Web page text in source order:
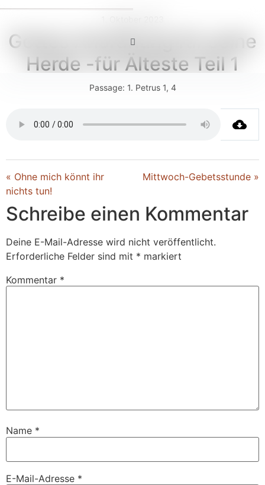
Gottes Anordnung für seine
Herde -für Älteste Teil 1
Passage: 1. Petrus 1, 4
« Ohne mich könnt ihr
nichts tun!
Mittwoch-Gebetsstunde »
Schreibe einen Kommentar
Deine E-Mail-Adresse wird nicht veröffentlicht.
Erforderliche Felder sind mit * markiert
Kommentar *
Name *
E-Mail-Adresse *